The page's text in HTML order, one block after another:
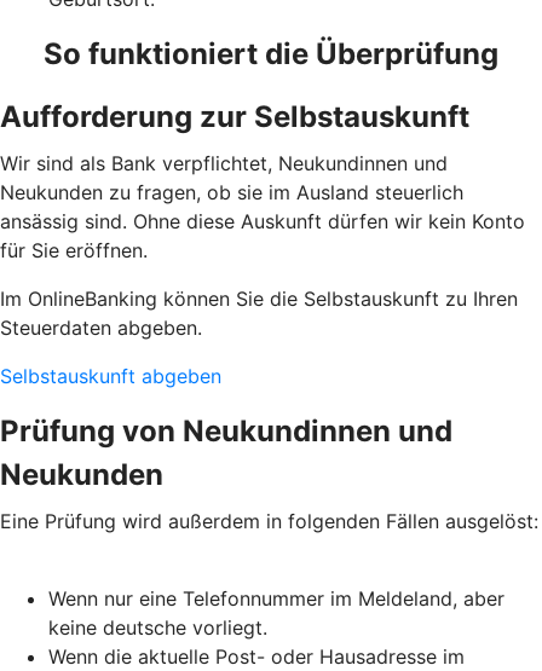
So funktioniert die Überprüfung
Aufforderung zur Selbstauskunft
Wir sind als Bank verpflichtet, Neukundinnen und
Neukunden zu fragen, ob sie im Ausland steuerlich
ansässig sind. Ohne diese Auskunft dürfen wir kein Konto
für Sie eröffnen.
Im OnlineBanking können Sie die Selbstauskunft zu Ihren
Steuerdaten abgeben.
Selbstauskunft abgeben
Prüfung von Neukundinnen und
Neukunden
Eine Prüfung wird außerdem in folgenden Fällen ausgelöst:
Wenn nur eine Telefonnummer im Meldeland, aber
keine deutsche vorliegt.
Wenn die aktuelle Post- oder Hausadresse im